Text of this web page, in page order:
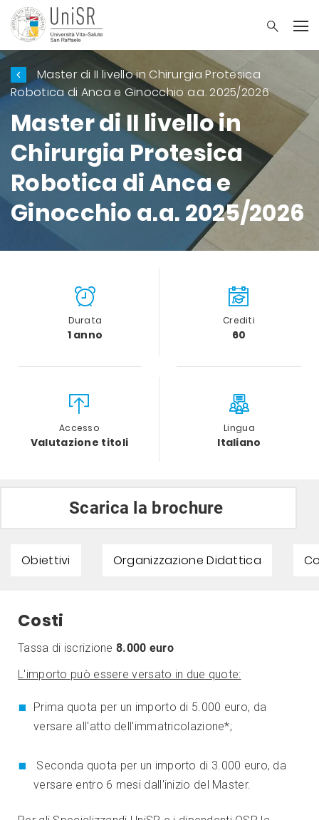
Master di II livello in Chirurgia Protesica
Robotica di Anca e Ginocchio a.a. 2025/2026
Master di II livello in
Chirurgia Protesica
Robotica di Anca e
Ginocchio a.a. 2025/2026
Durata
1 anno
Crediti
60
Accesso
Valutazione titoli
Lingua
Italiano
Scarica la brochure
Obiettivi Organizzazione Didattica
Costi
Tassa di iscrizione 8.000 euro
L'importo può essere versato in due quote:
Prima quota per un importo di 5.000 euro, da
versare all'atto dell'immatricolazione*;
Seconda quota per un importo di 3.000 euro, da
versare entro 6 mesi dall'inizio del Master.